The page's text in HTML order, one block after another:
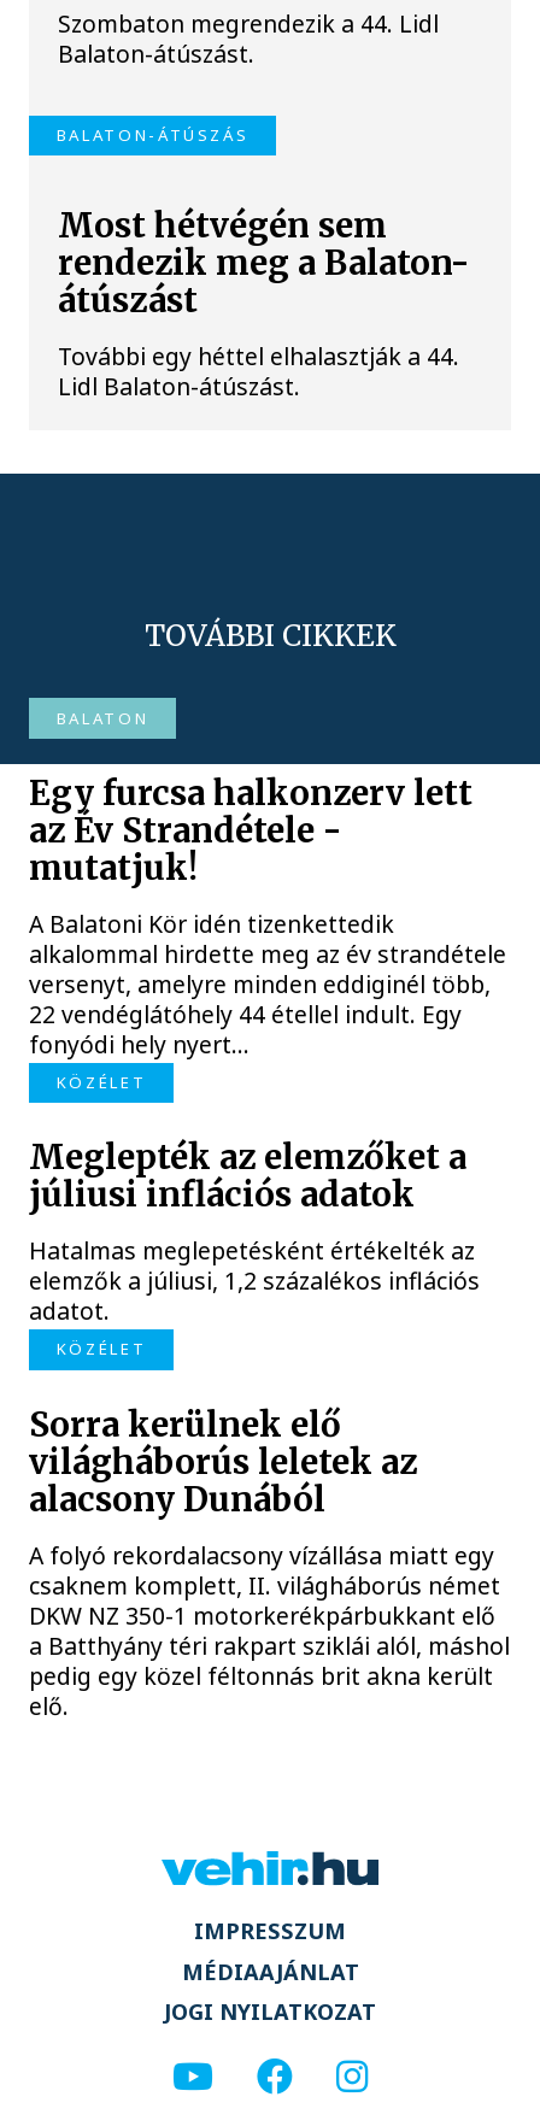
Szombaton megrendezik a 44. Lidl
Balaton-átúszást.
BALATON-ÁTÚSZÁS
Most hétvégén sem
rendezik meg a Balaton-
átúszást
További egy héttel elhalasztják a 44.
Lidl Balaton-átúszást.
TOVÁBBI CIKKEK
BALATON
Egy furcsa halkonzerv lett
az Év Strandétele -
mutatjuk!
A Balatoni Kör idén tizenkettedik
alkalommal hirdette meg az év strandétele
versenyt, amelyre minden eddiginél több,
22 vendéglátóhely 44 étellel indult. Egy
fonyódi hely nyert...
KÖZÉLET
Meglepték az elemzőket a
júliusi inflációs adatok
Hatalmas meglepetésként értékelték az
elemzők a júliusi, 1,2 százalékos inflációs
adatot.
KÖZÉLET
Sorra kerülnek elő
világháborús leletek az
alacsony Dunából
A folyó rekordalacsony vízállása miatt egy
csaknem komplett, II. világháborús német
DKW NZ 350-1 motorkerékpárbukkant elő
a Batthyány téri rakpart sziklái alól, máshol
pedig egy közel féltonnás brit akna került
elő.
IMPRESSZUM
MÉDIAAJÁNLAT
JOGI NYILATKOZAT